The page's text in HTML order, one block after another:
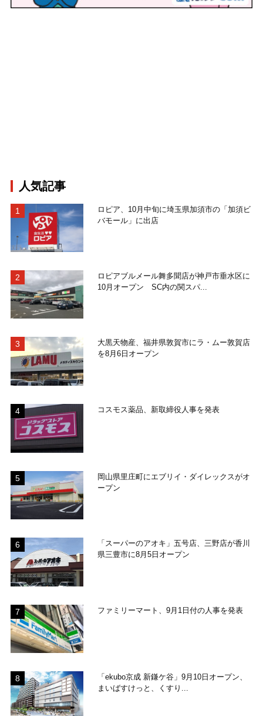
人気記事
ロピア、10月中旬に埼玉県加須市の「加須ビ
バモール」に出店
ロピアブルメール舞多聞店が神戸市垂水区に
10月オープン SC内の関スパ...
大黒天物産、福井県敦賀市にラ・ムー敦賀店
を8月6日オープン
コスモス薬品、新取締役人事を発表
岡山県里庄町にエブリイ・ダイレックスがオ
ープン
「スーパーのアオキ」五号店、三野店が香川
県三豊市に8月5日オープン
ファミリーマート、9月1日付の人事を発表
「ekubo京成 新鎌ケ谷」9月10日オープン、
まいばすけっと、くすり...